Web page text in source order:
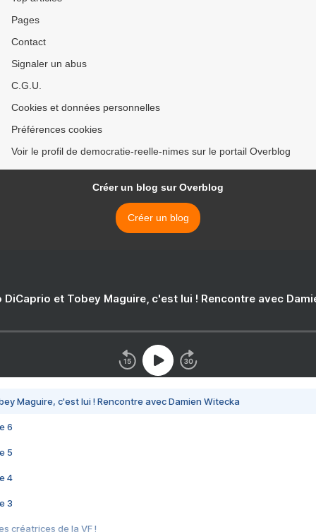
Pages
Contact
Signaler un abus
C.G.U.
Cookies et données personnelles
Préférences cookies
Voir le profil de democratie-reelle-nimes sur le portail Overblog
Créer un blog sur Overblog
Créer un blog
DiCaprio et Tobey Maguire, c'est lui ! Rencontre avec
Maguire, c'est lui ! Rencontre avec Damien Witecka
6
5
4
3
créatrices de la VF !